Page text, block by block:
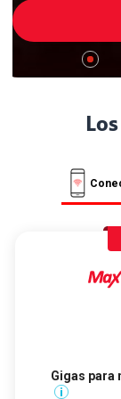
Gigas para